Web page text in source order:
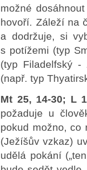
možné
hovoří. Záleží na
a dodržuje, si
s potížemi (typ
(typ Filadelfský -
(např. typ
Mt 25, 14-30; L
požaduje u
pokud možno, co
(Ježíšův vzkaz)
udělá pokání